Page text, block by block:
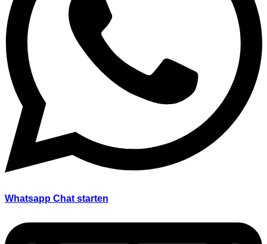
Whatsapp Chat starten